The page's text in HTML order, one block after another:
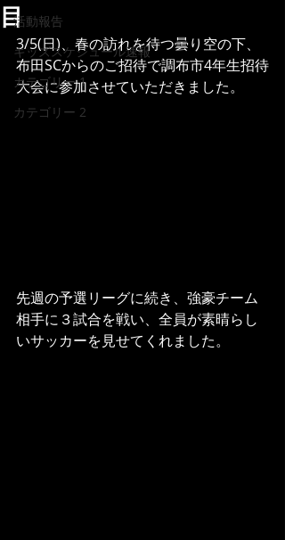
活動報告
キッズスケジュール速報
カテゴリー 1
カテゴリー 2
目
3/5(日)、春の訪れを待つ曇り空の下、
布田SCからのご招待で調布市4年生招待
大会に参加させていただきました。
先週の予選リーグに続き、強豪チーム
相手に３試合を戦い、全員が素晴らし
いサッカーを見せてくれました。